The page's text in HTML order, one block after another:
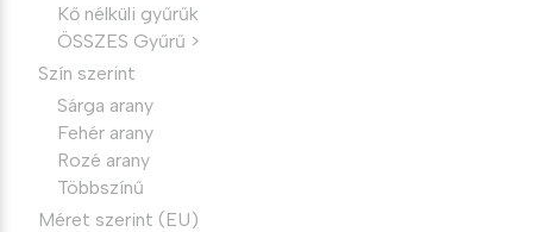
Kő nélküli gyűrűk
ÖSSZES Gyűrű >
Szín szerint
Sárga arany
Fehér arany
Rozé arany
Többszínű
Méret szerint (EU)